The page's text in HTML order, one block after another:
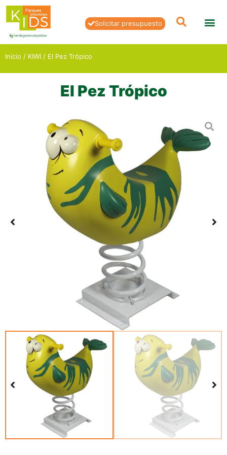
Solicitar presupuesto
Inicio / KIWI / El Pez Trópico
El Pez Trópico